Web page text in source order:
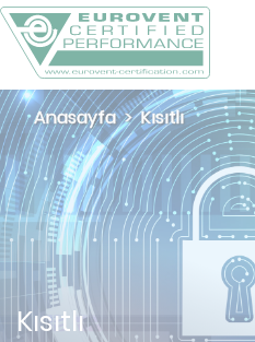
Anasayfa Kısıtlı
Kısıtlı